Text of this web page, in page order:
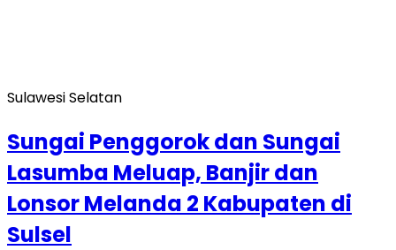
Sulawesi Selatan
Sungai Penggorok dan Sungai
Lasumba Meluap, Banjir dan
Lonsor Melanda 2 Kabupaten di
Sulsel